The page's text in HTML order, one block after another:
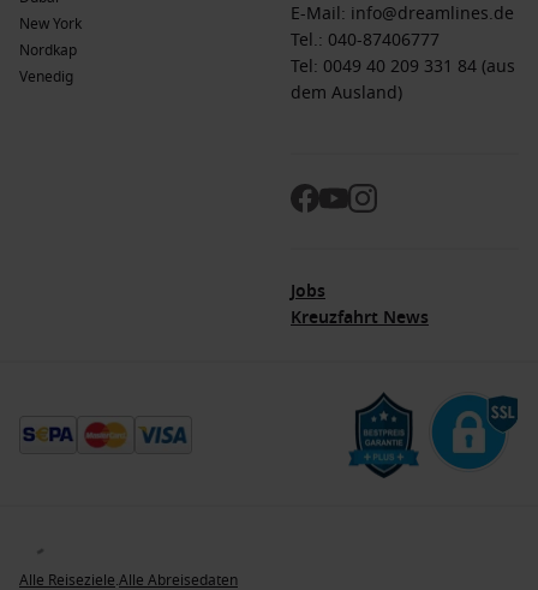
Alle Reiseziele.Alle Abreisedaten
New York
Nordkap
Venedig
E-Mail: info@dreamlines.de
Tel.: 040-87406777
Tel: 0049 40 209 331 84 (aus
dem Ausland)
Jobs
Kreuzfahrt News